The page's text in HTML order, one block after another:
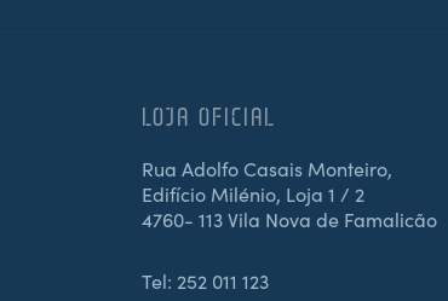
LOJA OFICIAL
Rua Adolfo Casais Monteiro,
Edifício Milénio, Loja 1 / 2
4760- 113 Vila Nova de Famalicão
Tel: 252 011 123